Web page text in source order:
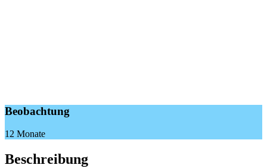
Beobachtung
12 Monate
Beschreibung